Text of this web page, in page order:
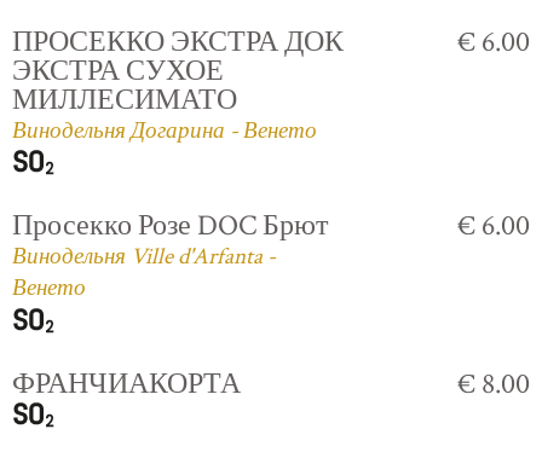
ПРОСЕККО ЭКСТРА ДОК
ЭКСТРА СУХОЕ
МИЛЛЕСИМАТО
Винодельня Догарина - Венето
€ 6.00
Просекко Розе DOC Брют
Винодельня Ville d'Arfanta -
Венето
€ 6.00
ФРАНЧИАКОРТА € 8.00